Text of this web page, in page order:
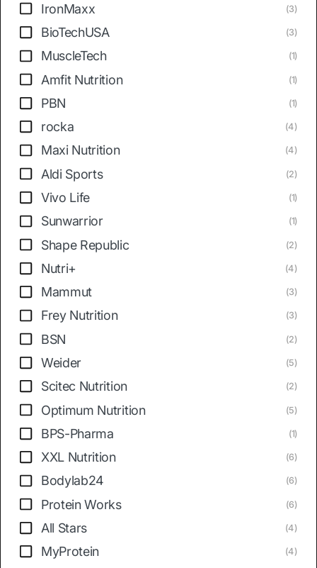
IronMaxx (3)
BioTechUSA (3)
MuscleTech (1)
Amfit Nutrition (1)
PBN (1)
rocka (4)
Maxi Nutrition (4)
Aldi Sports (2)
Vivo Life (1)
Sunwarrior (1)
Shape Republic (2)
Nutri+ (4)
Mammut (3)
Frey Nutrition (3)
BSN (2)
Weider (5)
Scitec Nutrition (2)
Optimum Nutrition (5)
BPS-Pharma (1)
XXL Nutrition (6)
Bodylab24 (6)
Protein Works (6)
All Stars (4)
MyProtein (4)